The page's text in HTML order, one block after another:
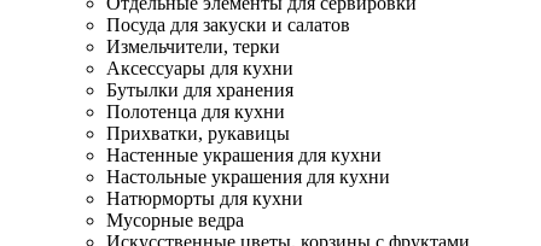
Посуда для закуски и салатов
Измельчители, терки
Аксессуары для кухни
Бутылки для хранения
Полотенца для кухни
Прихватки, рукавицы
Настенные украшения для кухни
Настольные украшения для кухни
Натюрморты для кухни
Мусорные ведра
Искусственные цветы, корзины с фруктами